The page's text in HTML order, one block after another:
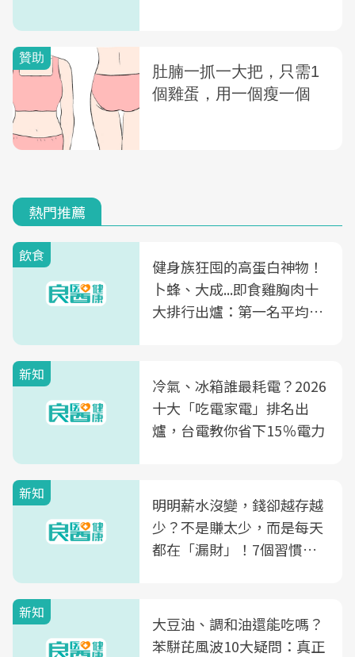
熱門推薦
飲食
健身族狂囤的高蛋白神物！
卜蜂、大成...即食雞胸肉十
大排行出爐：第一名平均一
新知
冷氣、冰箱誰最耗電？2026
十大「吃電家電」排名出
爐，台電教你省下15％電力
新知
明明薪水沒變，錢卻越存越
少？不是賺太少，而是每天
都在「漏財」！7個習慣一
新知
大豆油、調和油還能吃嗎？
苯駢芘風波10大疑問：真正